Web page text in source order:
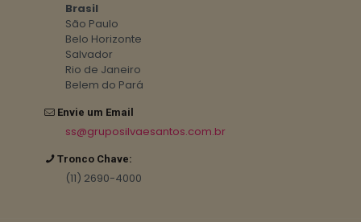
Brasil
São Paulo
Belo Horizonte
Salvador
Rio de Janeiro
Belem do Pará
Envie um Email
ss@gruposilvaesantos.com.br
Tronco Chave:
(11) 2690-4000